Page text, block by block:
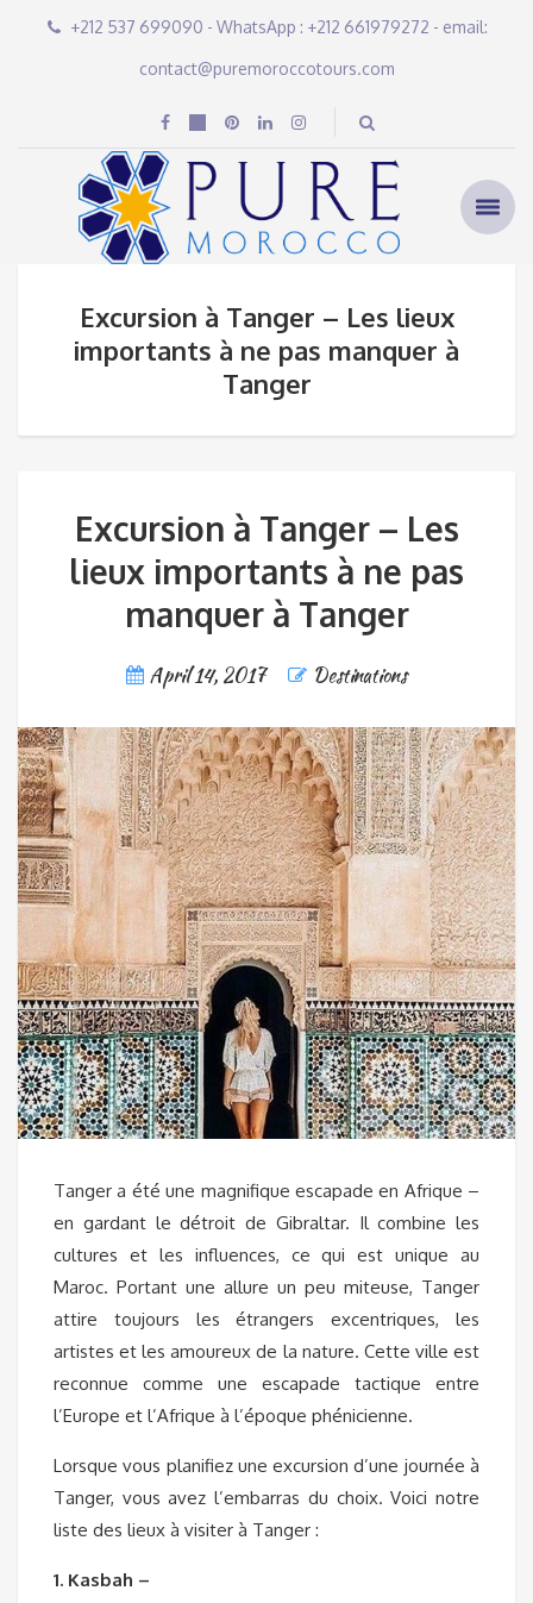
+212 537 699090 - WhatsApp : +212 661979272 - email:
contact@puremoroccotours.com
Excursion à Tanger – Les lieux
importants à ne pas manquer à
Tanger
Excursion à Tanger – Les
lieux importants à ne pas
manquer à Tanger
April 14, 2017 Destinations
Tanger a été une magnifique escapade en Afrique –
en gardant le détroit de Gibraltar. Il combine les
cultures et les influences, ce qui est unique au
Maroc. Portant une allure un peu miteuse, Tanger
attire toujours les étrangers excentriques, les
artistes et les amoureux de la nature. Cette ville est
reconnue comme une escapade tactique entre
l’Europe et l’Afrique à l’époque phénicienne.
Lorsque vous planifiez une excursion d’une journée à
Tanger, vous avez l’embarras du choix. Voici notre
liste des lieux à visiter à Tanger :
1. Kasbah –